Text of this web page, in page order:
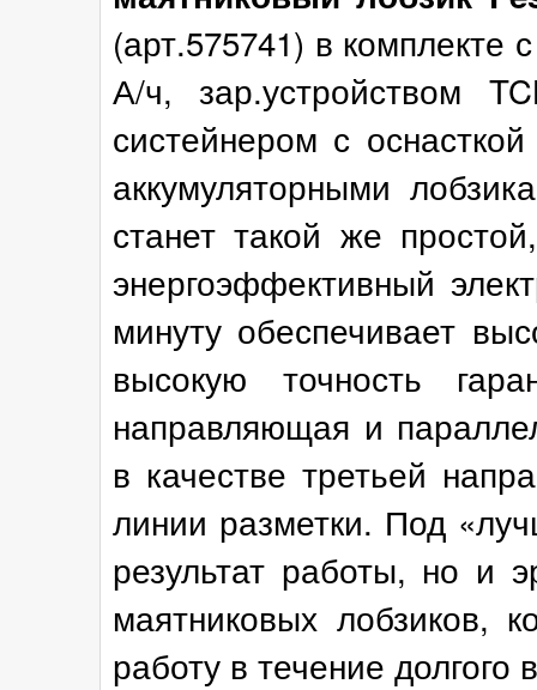
(арт.575741) в комплекте
А/ч, зар.устройством
систейнером с
аккумуляторными
станет такой же
энергоэффективный
минуту обеспечивает
высокую точность
направляющая и
в качестве третьей
линии разметки. Под
результат работы, но и
маятниковых лобзиков,
работу в течение долгого